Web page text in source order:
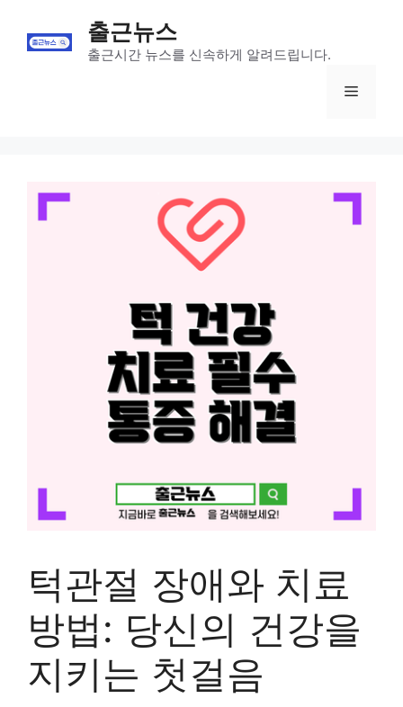
content
출근뉴스
출근시간 뉴스를 신속하게 알려드립니다.
Menu
턱관절 장애와 치료
방법: 당신의 건강을
지키는 첫걸음